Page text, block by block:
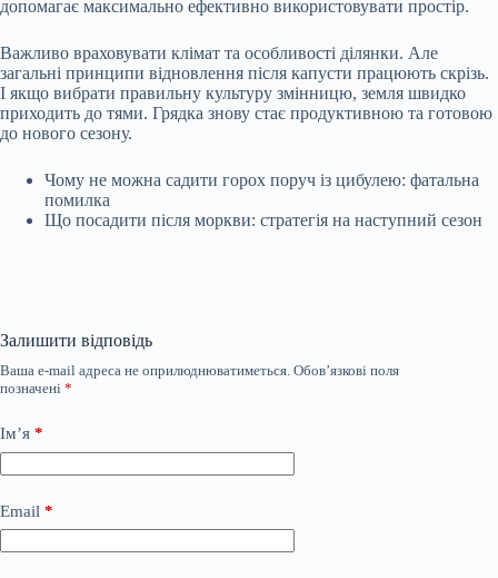
допомагає максимально ефективно використовувати простір.
Важливо враховувати клімат та особливості ділянки. Але
загальні принципи відновлення після капусти працюють скрізь.
І якщо вибрати правильну культуру змінницю, земля швидко
приходить до тями. Грядка знову стає продуктивною та готовою
до нового сезону.
Чому не можна садити горох поруч із цибулею: фатальна
помилка
Що посадити після моркви: стратегія на наступний сезон
Залишити відповідь
Ваша e-mail адреса не оприлюднюватиметься. Обов’язкові поля
позначені *
Ім’я *
Email *